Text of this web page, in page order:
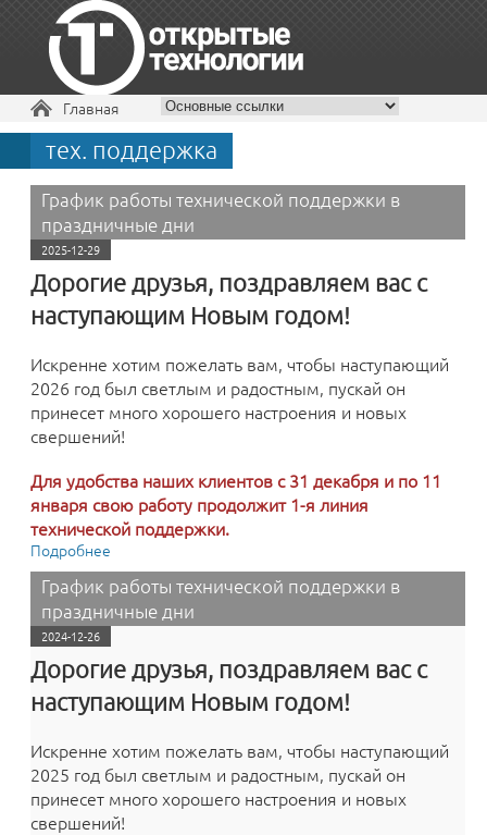
Вы здесь
Главная
тех. поддержка
График работы технической поддержки в
праздничные дни
2025-12-29
Дорогие друзья, поздравляем вас с
наступающим Новым годом!
Искренне хотим пожелать вам, чтобы наступающий
2026 год был светлым и радостным, пускай он
принесет много хорошего настроения и новых
свершений!
Для удобства наших клиентов с 31 декабря и по 11
января свою работу продолжит 1-я линия
технической поддержки.
Подробнее
праздничные дни
График работы технической поддержки в
праздничные дни
2024-12-26
Дорогие друзья, поздравляем вас с
наступающим Новым годом!
Искренне хотим пожелать вам, чтобы наступающий
2025 год был светлым и радостным, пускай он
принесет много хорошего настроения и новых
свершений!